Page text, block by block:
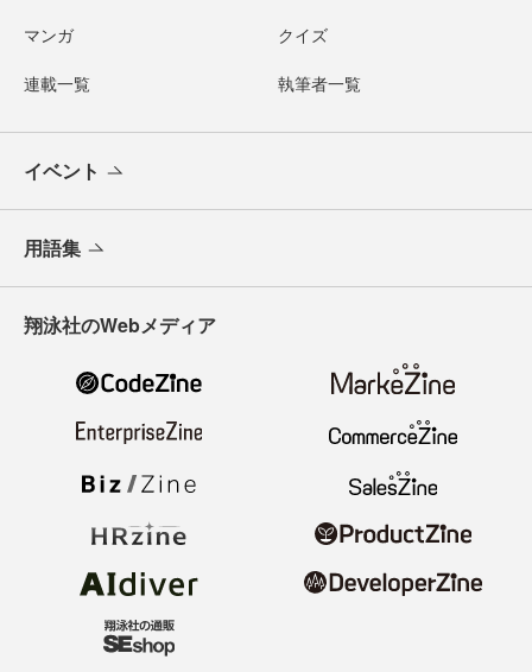
マンガ クイズ
連載一覧 執筆者一覧
イベント
用語集
翔泳社のWebメディア